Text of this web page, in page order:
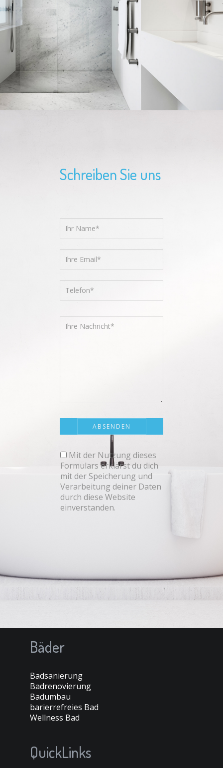
Schreiben Sie uns
Mit der Nutzung dieses
Formulars erklärst du dich
mit der Speicherung und
Verarbeitung deiner Daten
durch diese Website
einverstanden.
Bäder
Badsanierung
Badrenovierung
Badumbau
barierrefreies Bad
Wellness Bad
QuickLinks